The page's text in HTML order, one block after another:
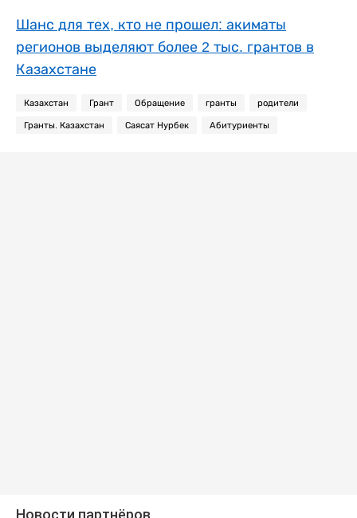
Шанс для тех, кто не прошел: акиматы
регионов выделяют более 2 тыс. грантов в
Казахстане
Казахстан Грант Обращение гранты родители
Гранты. Казахстан Саясат Нурбек Абитуриенты